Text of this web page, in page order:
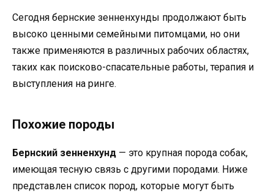
Сегодня бернские зенненхунды продолжают быть
высоко ценными семейными питомцами, но они
также применяются в различных рабочих областях,
таких как поисково-спасательные работы, терапия и
выступления на ринге.
Похожие породы
Бернский зенненхунд — это крупная порода собак,
имеющая тесную связь с другими породами. Ниже
представлен список пород, которые могут быть